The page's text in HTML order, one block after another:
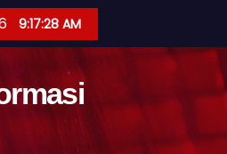
9:17:29 AM